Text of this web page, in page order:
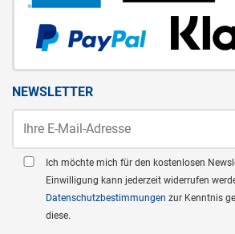
NEWSLETTER
Ich möchte mich für den kostenlosen
Einwilligung kann jederzeit widerrufen
Datenschutzbestimmungen zur Kenntnis
diese.